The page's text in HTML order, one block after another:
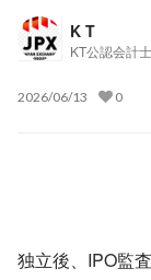
K T
KT公認会計
2026/06/13 0
独立後、IPO監